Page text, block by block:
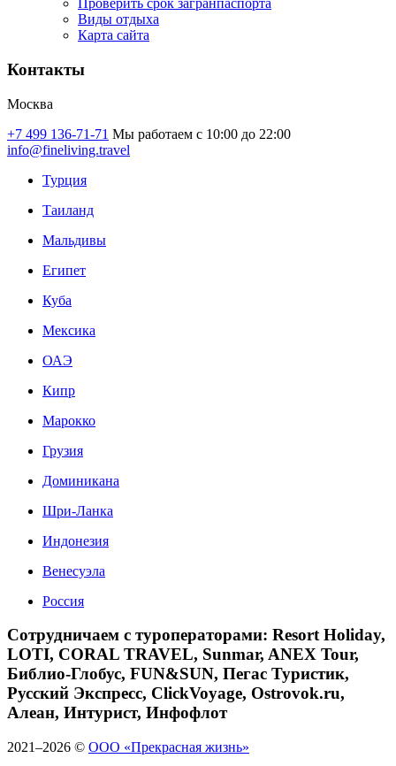
Проверить срок загранпаспорта
Виды отдыха
Карта сайта
Контакты
Москва
+7 499 136-71-71 Мы работаем с 10:00 до 22:00
info@fineliving.travel
Турция
Таиланд
Мальдивы
Египет
Куба
Мексика
ОАЭ
Кипр
Марокко
Грузия
Доминикана
Шри-Ланка
Индонезия
Венесуэла
Россия
Сотрудничаем с туроператорами: Resort Holiday,
LOTI, CORAL TRAVEL, Sunmar, ANEX Tour,
Библио-Глобус, FUN&SUN, Пегас Туристик,
Русский Экспресс, ClickVoyage, Ostrovok.ru,
Алеан, Интурист, Инфофлот
2021–2026 © ООО «Прекрасная жизнь»